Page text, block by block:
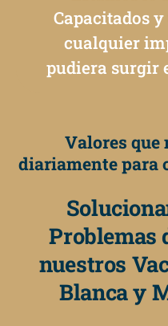
Capacitados
cualquier
pudiera surgir
Valores que
diariamente para
Problemas
nuestros
Blanca y